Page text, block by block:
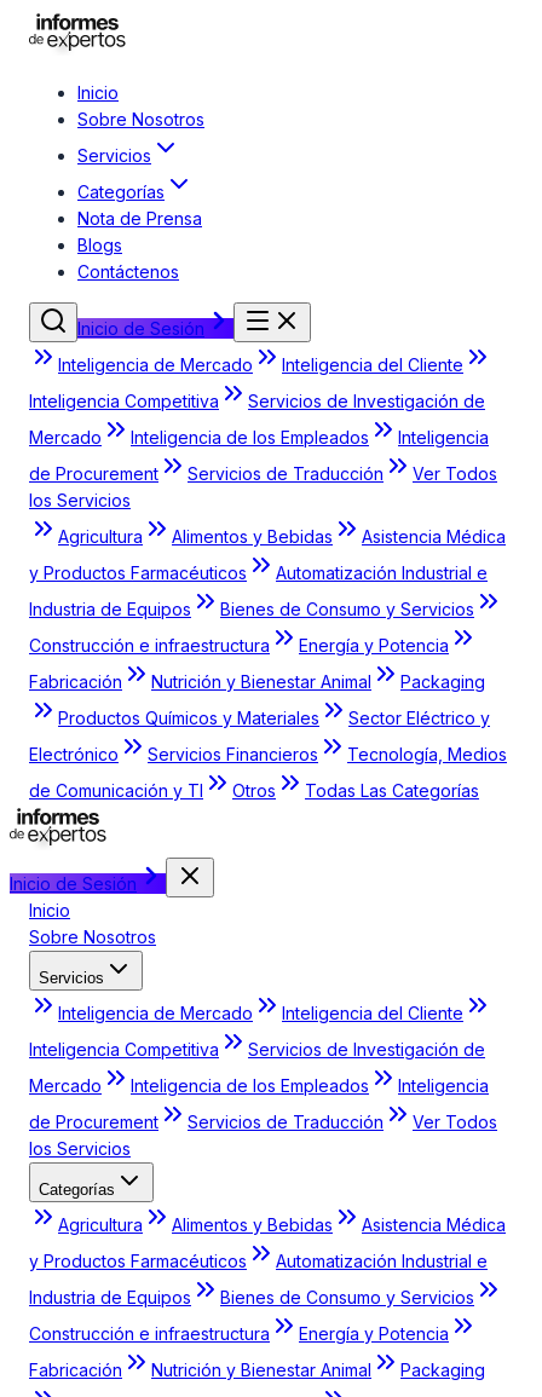
Inicio
Sobre Nosotros
Servicios
Categorías
Nota de Prensa
Blogs
Contáctenos
Inicio de Sesión
Inteligencia de Mercado
Inteligencia del Cliente
Inteligencia Competitiva
Servicios de Investigación de
Mercado
Inteligencia de los Empleados
Inteligencia
de Procurement
Servicios de Traducción
Ver Todos
los Servicios
Agricultura
Alimentos y Bebidas
Asistencia Médica
y Productos Farmacéuticos
Automatización Industrial e
Industria de Equipos
Bienes de Consumo y Servicios
Construcción e infraestructura
Energía y Potencia
Fabricación
Nutrición y Bienestar Animal
Packaging
Productos Químicos y Materiales
Sector Eléctrico y
Electrónico
Servicios Financieros
Tecnología, Medios
de Comunicación y TI
Otros Todas Las Categorías
Inicio de Sesión
Inicio
Sobre Nosotros
Servicios
Inteligencia de Mercado
Inteligencia del Cliente
Inteligencia Competitiva
Servicios de Investigación de
Mercado
Inteligencia de los Empleados
Inteligencia
de Procurement
Servicios de Traducción
Ver Todos
los Servicios
Categorías
Agricultura Alimentos y Bebidas
Asistencia Médica
y Productos Farmacéuticos
Automatización Industrial e
Industria de Equipos
Bienes de Consumo y Servicios
Construcción e infraestructura
Energía y Potencia
Fabricación
Nutrición y Bienestar Animal
Packaging